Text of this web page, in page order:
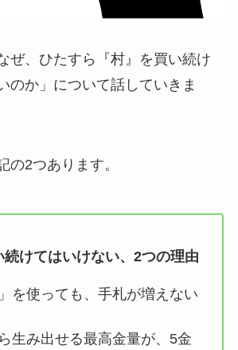
ぜ、ひたすら『村』を買い続け
のか」について話していきま
の2つあります。
続けてはいけない、2つの理由
を使っても、手札が増えない
生み出せる最高金量が、5金